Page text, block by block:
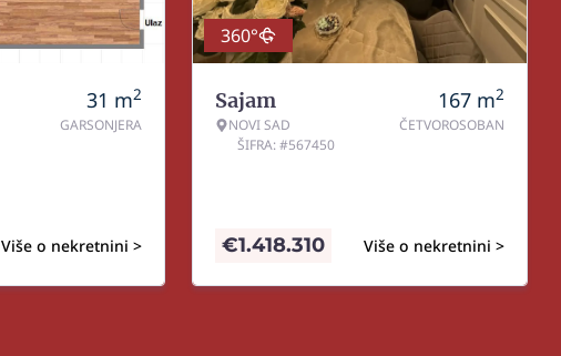
31 m2
GARSONJERA
Više o nekretnini >
360°
Sajam
NOVI SAD
ŠIFRA: #567450
167 m2
ČETVOROSOBAN
Više o nekretnini >
€1.418.310